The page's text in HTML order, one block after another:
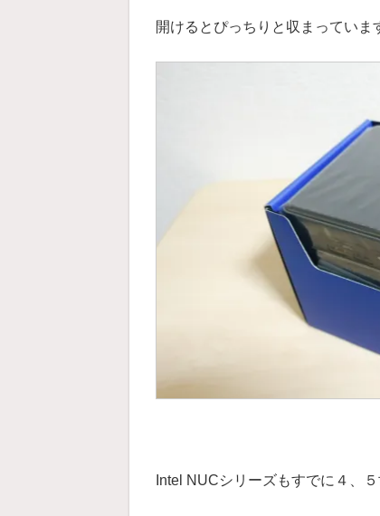
開けるとぴっちりと収まっていま
Intel NUCシリーズもすでに４、